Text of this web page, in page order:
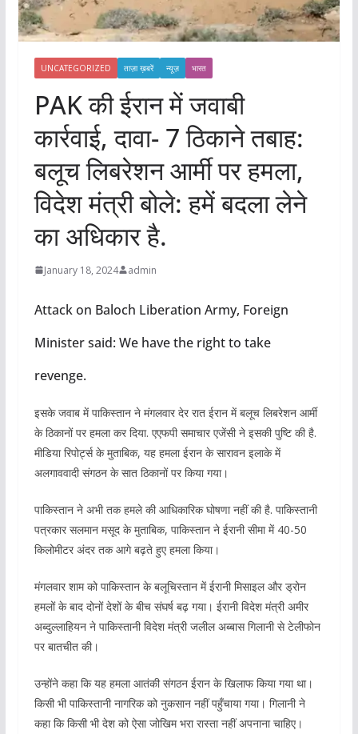
UNCATEGORIZED ताज़ा ख़बरें न्यूज़ भारत
PAK की ईरान में जवाबी
कार्रवाई, दावा- 7 ठिकाने तबाह:
बलूच लिबरेशन आर्मी पर हमला,
विदेश मंत्री बोले: हमें बदला लेने
का अधिकार है.
January 18, 2024 admin
Attack on Baloch Liberation Army, Foreign
Minister said: We have the right to take
revenge.
इसके जवाब में पाकिस्तान ने मंगलवार देर रात ईरान में बलूच लिबरेशन आर्मी
के ठिकानों पर हमला कर दिया. एएफपी समाचार एजेंसी ने इसकी पुष्टि की है.
मीडिया रिपोर्ट्स के मुताबिक, यह हमला ईरान के सारावन इलाके में
अलगाववादी संगठन के सात ठिकानों पर किया गया।
पाकिस्तान ने अभी तक हमले की आधिकारिक घोषणा नहीं की है. पाकिस्तानी
पत्रकार सलमान मसूद के मुताबिक, पाकिस्तान ने ईरानी सीमा में 40-50
किलोमीटर अंदर तक आगे बढ़ते हुए हमला किया।
मंगलवार शाम को पाकिस्तान के बलूचिस्तान में ईरानी मिसाइल और ड्रोन
हमलों के बाद दोनों देशों के बीच संघर्ष बढ़ गया। ईरानी विदेश मंत्री अमीर
अब्दुल्लाहियन ने पाकिस्तानी विदेश मंत्री जलील अब्बास गिलानी से टेलीफोन
पर बातचीत की।
उन्होंने कहा कि यह हमला आतंकी संगठन ईरान के खिलाफ किया गया था।
किसी भी पाकिस्तानी नागरिक को नुकसान नहीं पहुँचाया गया। गिलानी ने
कहा कि किसी भी देश को ऐसा जोखिम भरा रास्ता नहीं अपनाना चाहिए।